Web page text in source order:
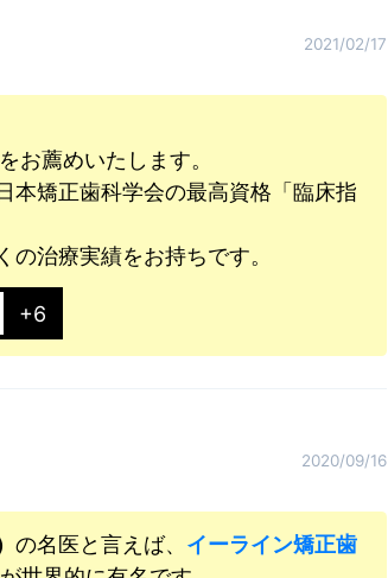
2021/02/17
お薦めいたします。
本矯正歯科学会の最高資格「臨床指
治療実績をお持ちです。
+6
2020/09/16
の名医と言えば、 イーライン矯正歯